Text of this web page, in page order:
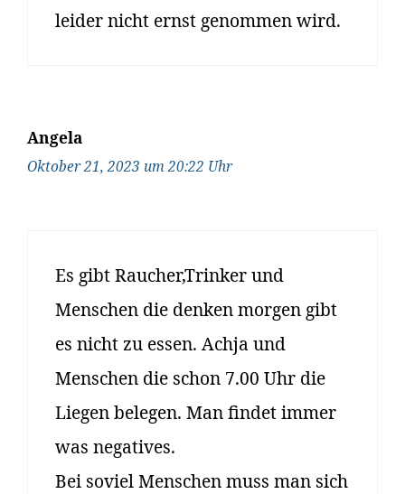
leider nicht ernst genommen wird.
Angela
Oktober 21, 2023 um 20:22 Uhr
Es gibt Raucher,Trinker und
Menschen die denken morgen gibt
es nicht zu essen. Achja und
Menschen die schon 7.00 Uhr die
Liegen belegen. Man findet immer
was negatives.
Bei soviel Menschen muss man sich